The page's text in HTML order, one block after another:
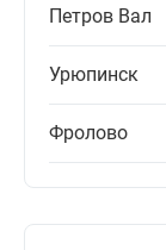
Петров Вал
Урюпинск
Фролово